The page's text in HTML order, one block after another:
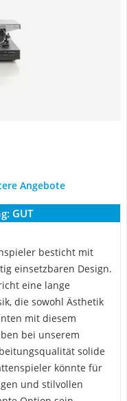
Angebote
GUT
besticht mit
einsetzbaren Design.
eine lange
die sowohl Ästhetik
mit diesem
bei unserem
solide
könnte für
und stilvollen